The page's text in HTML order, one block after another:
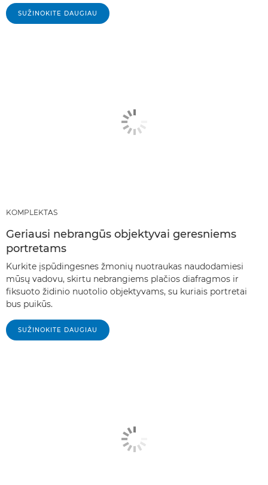
SUŽINOKITE DAUGIAU
KOMPLEKTAS
Geriausi nebrangūs objektyvai geresniems
portretams
Kurkite įspūdingesnes žmonių nuotraukas naudodamiesi
mūsų vadovu, skirtu nebrangiems plačios diafragmos ir
fiksuoto židinio nuotolio objektyvams, su kuriais portretai
bus puikūs.
SUŽINOKITE DAUGIAU